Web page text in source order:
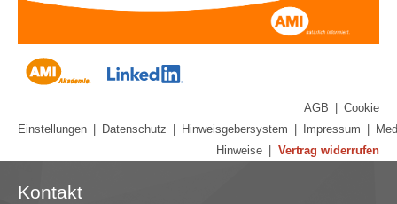
AGB
Cookie
Einstellungen
Datenschutz Hinweisgebersystem Impressum
Hinweise
Vertrag widerrufen
Kontakt